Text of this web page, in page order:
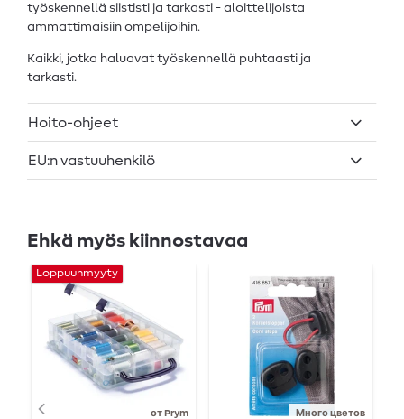
työskennellä siististi ja tarkasti - aloittelijoista
ammattimaisiin ompelijoihin.
Kaikki, jotka haluavat työskennellä puhtaasti ja
tarkasti.
Hoito-ohjeet
EU:n vastuuhenkilö
Ehkä myös kiinnostavaa
от Prym
Loppuunmyyty
Много цветов